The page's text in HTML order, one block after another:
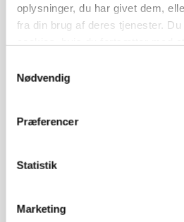
oplysninger, du har givet dem,
fra din brug af deres tjenester.
Nødvendig
Præferencer
Statistik
Marketing
Lastbilchauffør søges til
Maskinstation
Godstransport
4700, Næstved
9681, Ranum